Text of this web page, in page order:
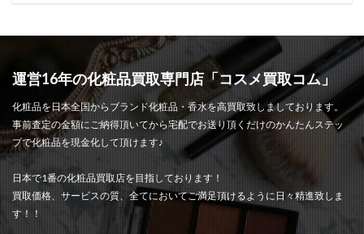
運営16年の化粧品買取専門店「コスメ買取コム」
化粧品を日本全国からブランド化粧品・香水を高買取致しましております。
事前査定の金額にご納得頂いてから宅配でお送り頂くだけのかんたんステッ
プで化粧品を現金化して頂けます♪
日本で1番の化粧品買取店を目指しております！
買取価格、サービスの質、全てにおいてご満足頂けるように日々精進致しま
す！！